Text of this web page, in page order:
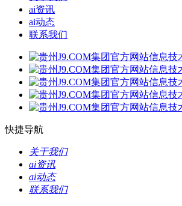
ai资讯
ai动态
联系我们
快捷导航
关于我们
ai资讯
ai动态
联系我们